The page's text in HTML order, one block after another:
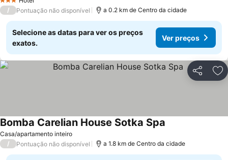
3 Estrelas
/
Pontuação não disponível a 0.2 km de Centro da cidade
Selecione as datas para ver os preços
exatos.
Ver preços
Partilhar
Casa/apartamento inteiro
Bomba Carelian House Sotka Spa
/ Pontuação não disponível a 1.8 km de Centro da cidade